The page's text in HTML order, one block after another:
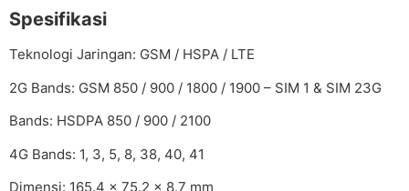
Spesifikasi
Teknologi Jaringan: GSM / HSPA / LTE
2G Bands: GSM 850 / 900 / 1800 / 1900 – SIM 1 & SIM 23G
Bands: HSDPA 850 / 900 / 2100
4G Bands: 1, 3, 5, 8, 38, 40, 41
Dimensi: 165.4 x 75.2 x 8.7 mm